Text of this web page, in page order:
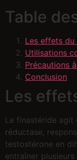
Table
Les effets du
Utilisations
Précautions
Conclusion
Les
Le finastéride agit
réductase,
testostérone en
entraîner